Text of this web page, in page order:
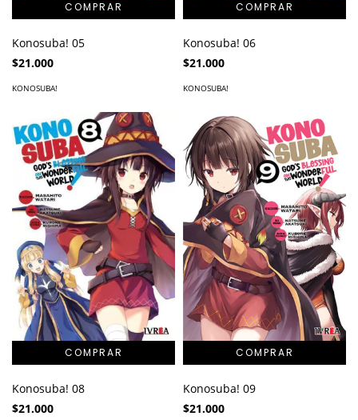
Konosuba! 05
$21.000
KONOSUBA!
Konosuba! 06
$21.000
KONOSUBA!
Konosuba! 08
$21.000
Konosuba! 09
$21.000